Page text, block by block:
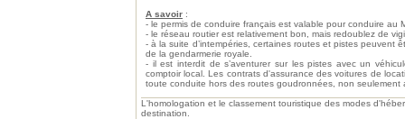
A savoir :
- le permis de conduire français est valable pour conduire au
- le réseau routier est relativement bon, mais redoublez de
- à la suite d’intempéries, certaines routes et pistes peuvent
de la gendarmerie royale.
- il est interdit de s’aventurer sur les pistes avec un
comptoir local. Les contrats d'assurance des voitures de
toute conduite hors des routes goudronnées, non
L'homologation et le classement touristique des modes
destination.